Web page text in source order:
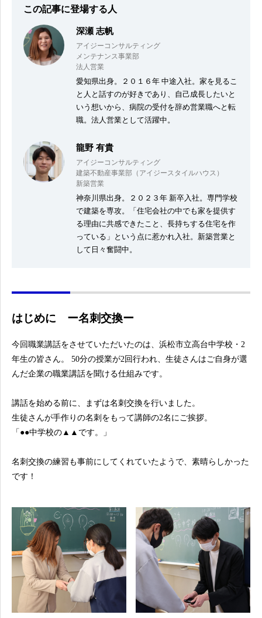
この記事に登場する人
深瀬 志帆
アイジーコンサルティング
メンテナンス事業部
法人営業
愛知県出身。２０１６年 中途入社。家を見るこ
と人と話すのが好きであり、自己成長したいと
いう想いから、病院の受付を辞め営業職へと転
職。法人営業として活躍中。
龍野 有貴
アイジーコンサルティング
建築不動産事業部（アイジースタイルハウス）
新築営業
神奈川県出身。２０２３年 新卒入社。専門学校
で建築を専攻。「住宅会社の中でも家を提供す
る理由に共感できたこと、長持ちする住宅を作
っている」という点に惹かれ入社。新築営業と
して日々奮闘中。
はじめに ー名刺交換ー
今回職業講話をさせていただいたのは、浜松市立高台中学校・2
年生の皆さん。 50分の授業が2回行われ、生徒さんはご自身が選
んだ企業の職業講話を聞ける仕組みです。
講話を始める前に、まずは名刺交換を行いました。
生徒さんが手作りの名刺をもって講師の2名にご挨拶。
「●●中学校の▲▲です。」
名刺交換の練習も事前にしてくれていたようで、素晴らしかった
です！